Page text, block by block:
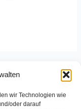
wir Technologien wie
oder darauf